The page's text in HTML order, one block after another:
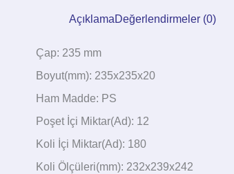
AçıklamaDeğerlendirmeler (0)
Çap: 235 mm
Boyut(mm): 235x235x20
Ham Madde: PS
Poşet İçi Miktar(Ad): 12
Koli İçi Miktar(Ad): 180
Koli Ölçüleri(mm): 232x239x242